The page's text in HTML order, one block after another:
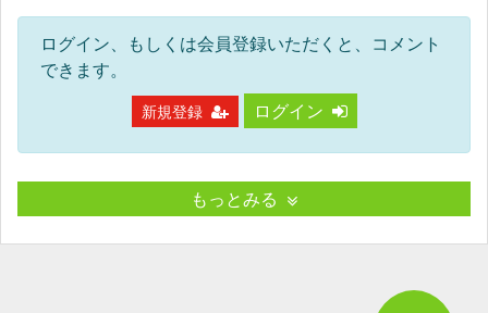
ログイン、もしくは会員登録いただくと、コメント
できます。
新規登録 ログイン
もっとみる